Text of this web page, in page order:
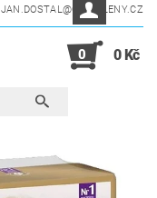
JAN.DOSTAL@CHCIPLENY.CZ
0 0 Kč